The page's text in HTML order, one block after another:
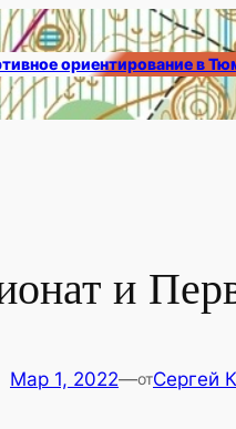
ориентирование в
и
Мар 1, 2022—отСергей